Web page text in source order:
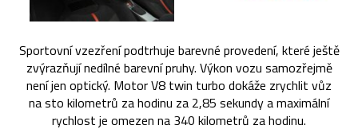
Sportovní vzezření podtrhuje barevné provedení, které ještě
zvýrazňují nedílné barevní pruhy. Výkon vozu samozřejmě
není jen optický. Motor V8 twin turbo dokáže zrychlit vůz
na sto kilometrů za hodinu za 2,85 sekundy a maximální
rychlost je omezen na 340 kilometrů za hodinu.